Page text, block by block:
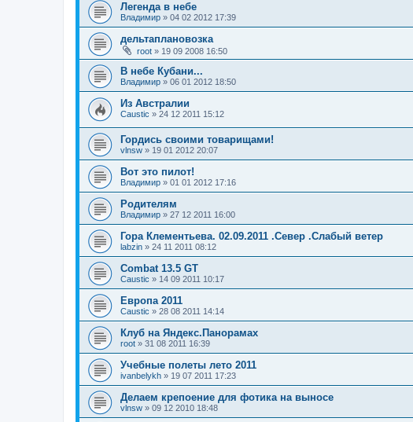
Легенда в небе
Владимир » 04 02 2012 17:39
дельтаплановозка
root » 19 09 2008 16:50
В небе Кубани...
Владимир » 06 01 2012 18:50
Из Австралии
Caustic » 24 12 2011 15:12
Гордись своими товарищами!
vlnsw » 19 01 2012 20:07
Вот это пилот!
Владимир » 01 01 2012 17:16
Родителям
Владимир » 27 12 2011 16:00
Гора Клементьева. 02.09.2011 .Север .Слабый ветер
labzin » 24 11 2011 08:12
Combat 13.5 GT
Caustic » 14 09 2011 10:17
Европа 2011
Caustic » 28 08 2011 14:14
Клуб на Яндекс.Панорамах
root » 31 08 2011 16:39
Учебные полеты лето 2011
ivanbelykh » 19 07 2011 17:23
Делаем крепоение для фотика на выносе
vlnsw » 09 12 2010 18:48